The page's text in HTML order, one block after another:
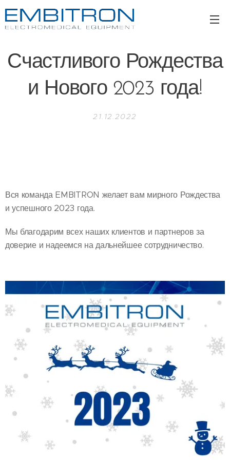
Счастливого Рождества
и Нового 2023 года!
21.12.2022
Вся команда EMBITRON желает вам мирного Рождества
и успешного 2023 года.
Мы благодарим всех наших клиентов и партнеров за
доверие и надеемся на дальнейшее сотрудничество.